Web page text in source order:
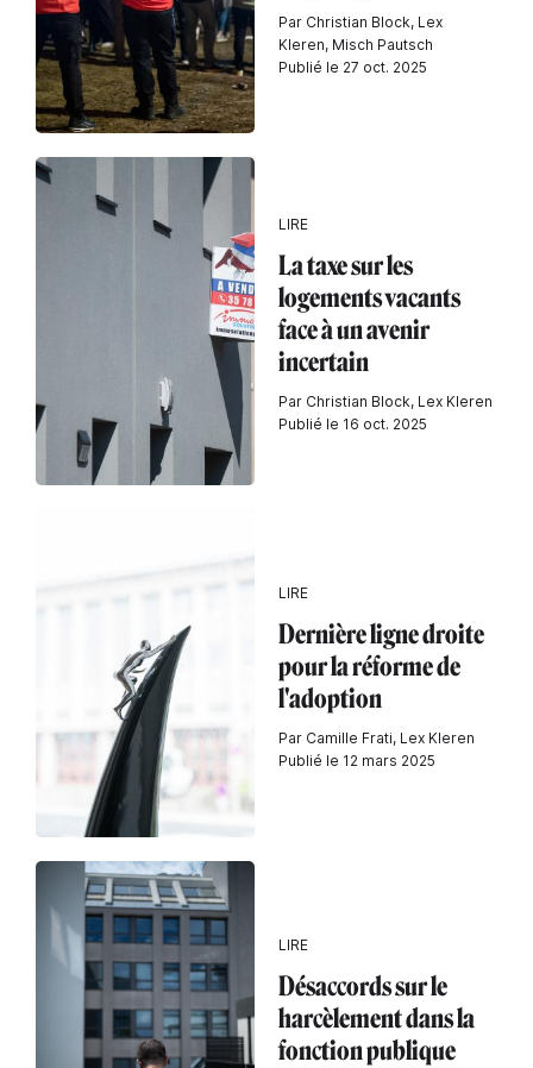
Par Christian Block, Lex
Kleren, Misch Pautsch
Publié le 27 oct. 2025
LIRE
La taxe sur les
logements vacants
face à un avenir
incertain
Par Christian Block, Lex Kleren
Publié le 16 oct. 2025
LIRE
Dernière ligne droite
pour la réforme de
l'adoption
Par Camille Frati, Lex Kleren
Publié le 12 mars 2025
LIRE
Désaccords sur le
harcèlement dans la
fonction publique